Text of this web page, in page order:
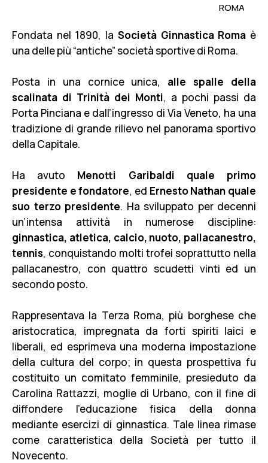
ROMA
Fondata nel 1890, la Società Ginnastica Roma è
una delle più “antiche” società sportive di Roma.
Posta in una cornice unica, alle spalle della
scalinata di Trinità dei Monti, a pochi passi da
Porta Pinciana e dall’ingresso di Via Veneto, ha una
tradizione di grande rilievo nel panorama sportivo
della Capitale.
Ha avuto Menotti Garibaldi quale primo
presidente e fondatore, ed Ernesto Nathan quale
suo terzo presidente. Ha sviluppato per decenni
un’intensa attività in numerose discipline:
ginnastica, atletica, calcio, nuoto, pallacanestro,
tennis, conquistando molti trofei soprattutto nella
pallacanestro, con quattro scudetti vinti ed un
secondo posto.
Rappresentava la Terza Roma, più borghese che
aristocratica, impregnata da forti spiriti laici e
liberali, ed esprimeva una moderna impostazione
della cultura del corpo; in questa prospettiva fu
costituito un comitato femminile, presieduto da
Carolina Rattazzi, moglie di Urbano, con il fine di
diffondere l’educazione fisica della donna
mediante esercizi di ginnastica. Tale linea rimase
come caratteristica della Società per tutto il
Novecento.